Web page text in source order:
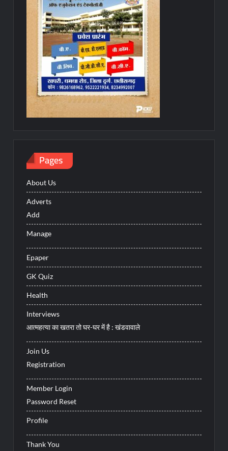
Pages
About Us
Adverts
Add
Manage
Epaper
GK Quiz
Health
Interviews
आत्महत्या का खतरा तो घर-घर में है : खंडवावाले
Join Us
Registration
Member Login
Password Reset
Profile
Thank You